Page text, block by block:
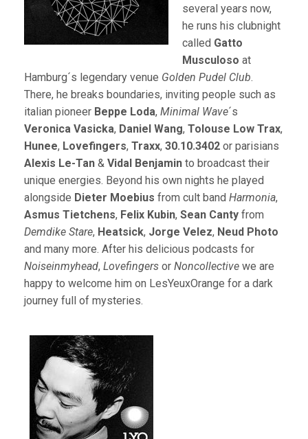
several years now,
he runs his clubnight
called Gatto
Musculoso at
Hamburg´s legendary venue Golden Pudel Club.
There, he breaks boundaries, inviting people such as
italian pioneer Beppe Loda, Minimal Wave´s
Veronica Vasicka, Daniel Wang, Tolouse Low Trax,
Hunee, Lovefingers, Traxx, 30.10.3402or parisians
Alexis Le-Tan& Vidal Benjaminto broadcast their
unique energies. Beyond his own nights he played
alongside Dieter Moebius from cult band Harmonia,
Asmus Tietchens, Felix Kubin, Sean Cantyfrom
Demdike Stare, Heatsick, Jorge Velez, Neud Photo
and many more. After his delicious podcasts for
Noiseinmyhead, Lovefingersor Noncollectivewe are
happy to welcome him on LesYeuxOrange for a dark
journey full of mysteries.